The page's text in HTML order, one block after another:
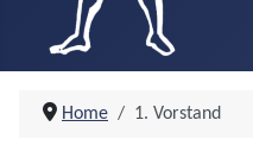
Home 1. Vorstand